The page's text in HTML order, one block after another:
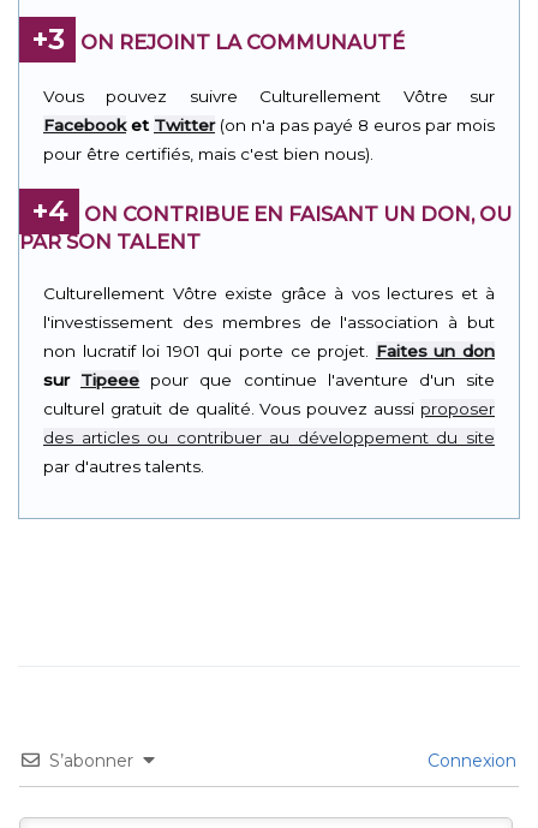
+3 ON REJOINT LA COMMUNAUTÉ
Vous pouvez suivre Culturellement Vôtre sur
Facebooket Twitter(on n'a pas payé 8 euros par mois
pour être certifiés, mais c'est bien nous).
+4
ON CONTRIBUE EN FAISANT UN DON, OU
PAR SON TALENT
Culturellement Vôtre existe grâce à vos lectures et à
l'investissement des membres de l'association à but
non lucratif loi 1901 qui porte ce projet. Faites un don
sur Tipeee pour que continue l'aventure d'un site
culturel gratuit de qualité. Vous pouvez aussi proposer
des articles ou contribuer au développement du site
par d'autres talents.
S’abonner Connexion